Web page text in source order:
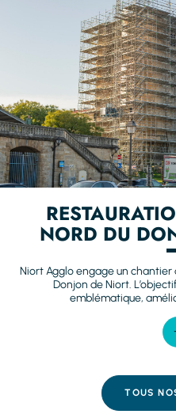
NORD DU
Niort Agglo engage un
Donjon de Niort.
emblématique,
TOUS